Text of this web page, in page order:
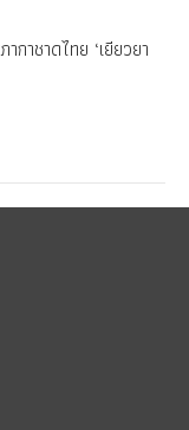
กาชาดไทย ‘เยียวยา